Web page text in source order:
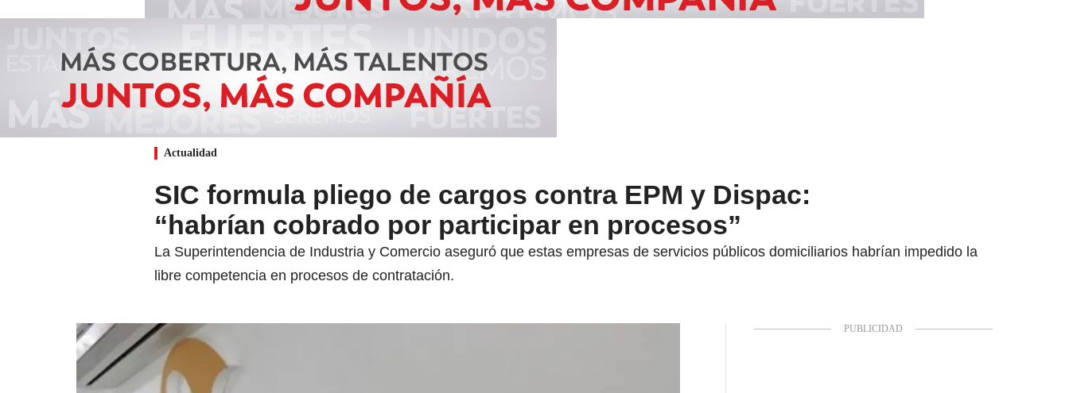
Actualidad
SIC formula pliego de cargos contra EPM y Dispac:
“habrían cobrado por participar en procesos”
La Superintendencia de Industria y Comercio aseguró que estas empresas de servicios públicos domiciliarios habrían impedido la
libre competencia en procesos de contratación.